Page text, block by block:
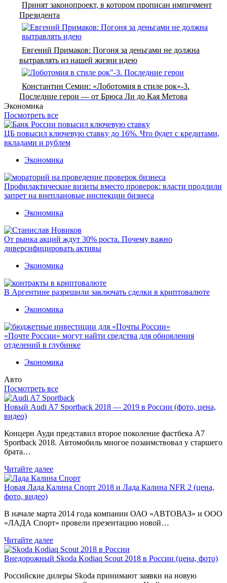
Принят законопроект, в котором прописан импичмент
Президента
Евгений Примаков: Погоня за деньгами не должна
вытравлять из нашей жизни идею
Константин Семин: «Лоботомия в стиле рок»-3.
Последние герои — от Брюса Ли до Кая Метова
Экономика
Посмотреть все
ЦБ повысил ключевую ставку до 16%. Что будет с кредитами,
вкладами и рублем
Экономика
Профилактические визиты вместо проверок: власти продлили
запрет на внеплановые инспекции бизнеса
Экономика
От рынка акций ждут 30% роста. Почему важно
диверсифицировать активы
Экономика
В Аргентине разрешили заключать сделки в криптовалюте
Экономика
«Почте России» могут найти средства для обновления
отделений в глубинке
Экономика
Авто
Посмотреть все
Новый Audi A7 Sportback 2018 — 2019 в России (фото, цена,
видео)
Концерн Ауди представил второе поколение фастбека A7
Sportback 2018. Автомобиль многое позаимствовал у старшего
брата…
Читайте далее
Новая Лада Калина Спорт 2018 и Лада Калина NFR 2 (цена,
фото, видео)
В начале марта 2014 года компании ОАО «АВТОВАЗ» и ООО
«ЛАДА Спорт» провели презентацию новой…
Читайте далее
Внедорожный Skoda Kodiaq Scout 2018 в России (цена, фото)
Российские дилеры Skoda принимают заявки на новую